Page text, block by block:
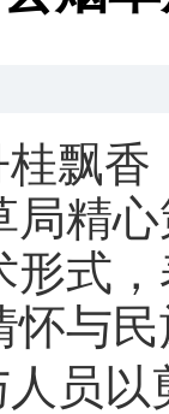
桂飘香
局精
形式 ，
怀与
人员以